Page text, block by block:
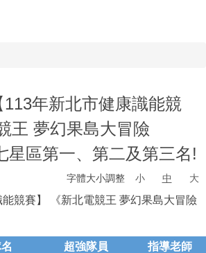
年新北市健康識能競
王 夢幻果島大冒險
星區第一、第二及第三名!
字體大小調整 小 中 大
能競賽】 《新北電競王 夢幻果島大冒險
超強隊員 指導老師